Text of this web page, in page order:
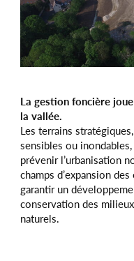
La gestion foncière
la vallée.
Les terrains
sensibles ou
prévenir l’urbanisation
champs d’expansion
garantir un
conservation des
naturels.